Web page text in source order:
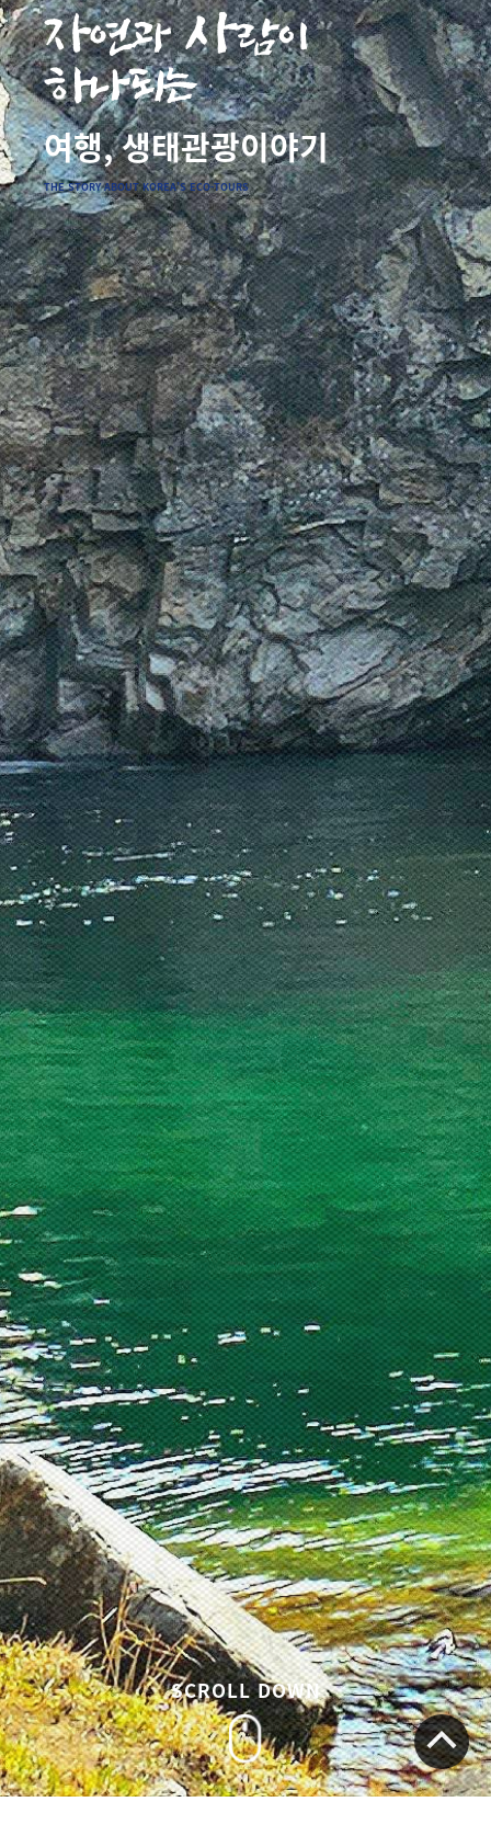
자연과사람이
하나되는
여행, 생태관광이야기
THE STORY ABOUT KOREA’S ECO-TOURS
SCROLL DOWN